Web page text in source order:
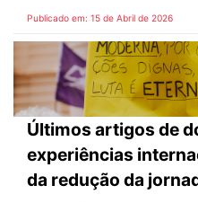
Publicado em: 15 de Abril de 2026
Últimos artigos de
experiências
da redução da